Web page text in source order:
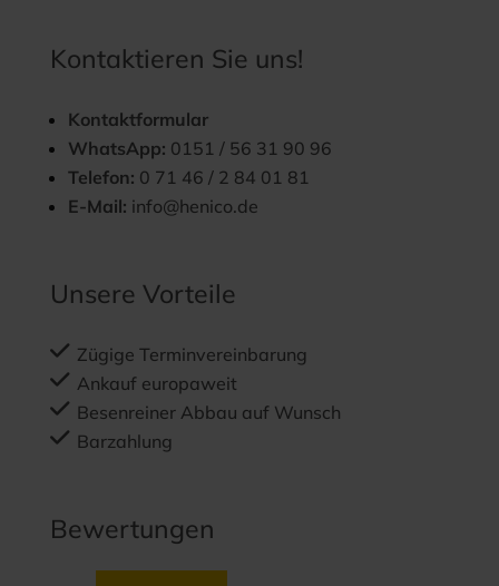
Kontaktieren Sie uns!
Kontaktformular
WhatsApp: 0151 / 56 31 90 96
Telefon: 0 71 46 / 2 84 01 81
E-Mail: info@henico.de
Unsere Vorteile
Zügige Terminvereinbarung
Ankauf europaweit
Besenreiner Abbau auf Wunsch
Barzahlung
Bewertungen